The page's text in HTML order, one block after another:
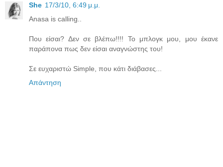
She 17/3/10, 6:49 μ.μ.
Αnasa is calling..
Που είσαι? Δεν σε βλέπω!!!! Το μπλογκ μου, μου έκανε
παράπονα πως δεν είσαι αναγνώστης του!
Σε ευχαριστώ Simple, που κάτι διάβασες...
Απάντηση